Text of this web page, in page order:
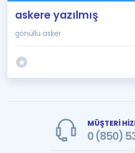
askere yazılmış
gönüllü asker
MÜŞTERİ
0 (850)